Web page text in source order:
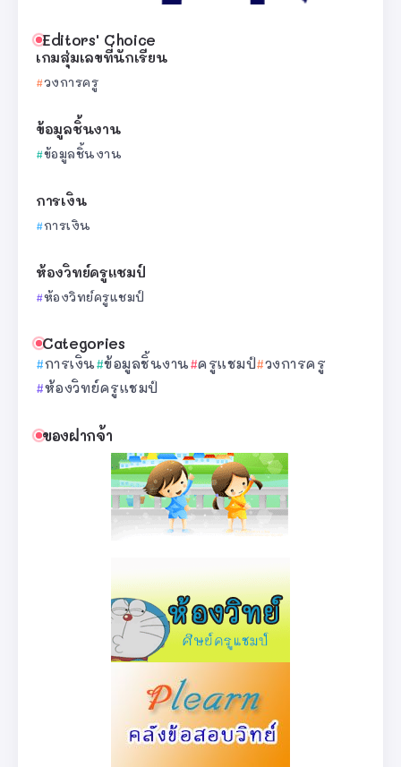
Editors' Choice
เกมสุ่มเลขที่นักเรียน
วงการครู
ข้อมูลชิ้นงาน
ข้อมูลชิ้นงาน
การเงิน
การเงิน
ห้องวิทย์ครูแชมป์
ห้องวิทย์ครูแชมป์
Categories
การเงิน ข้อมูลชิ้นงาน ครูแชมป์ วงการครู
ห้องวิทย์ครูแชมป์
ของฝากจ้า